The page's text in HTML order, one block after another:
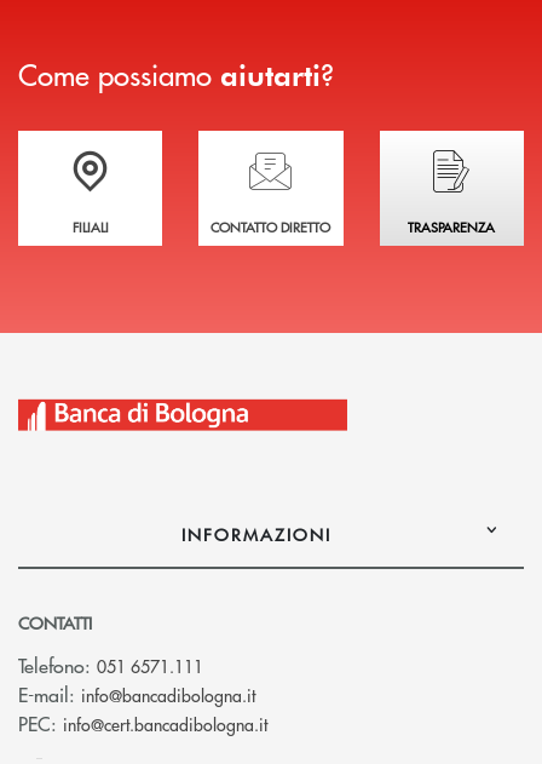
Come possiamo aiutarti?
Trova la filiale più vicina a te
FILIALI
Hai bisogno di assistenza immediata?
CONTATTO DIRETTO
Hai bisogno di
TRASPARENZA
INFORMAZIONI
CONTATTI
Telefono: 051 6571.111
E-mail: info@bancadibologna.it(si apre l’app di posta elettronica)
PEC: info@cert.bancadibologna.it(si apre l’app di posta